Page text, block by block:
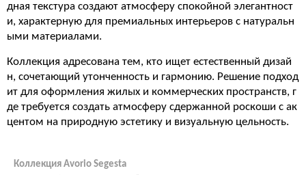
дная текстура создают атмосферу спокойной элегантност
и, характерную для премиальных интерьеров с натуральн
ыми материалами.
Коллекция адресована тем, кто ищет естественный дизай
н, сочетающий утонченность и гармонию. Решение подход
ит для оформления жилых и коммерческих пространств, г
де требуется создать атмосферу сдержанной роскоши с ак
центом на природную эстетику и визуальную цельность.
Коллекция Avorio Segesta